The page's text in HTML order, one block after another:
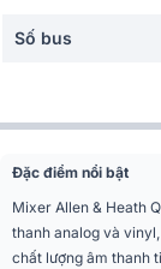
Số bus
Mức đầu vào tối
Đặc điểm nổi bật
Mixer Allen & Heath
thanh analog và
chất lượng âm thanh